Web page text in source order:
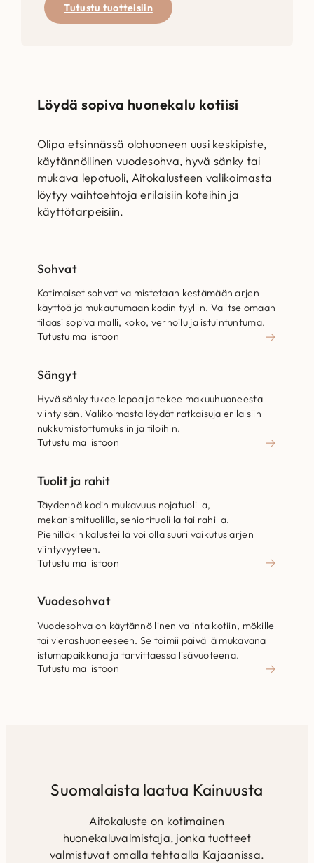
Tutustu tuotteisiin
Löydä sopiva huonekalu kotiisi
Olipa etsinnässä olohuoneen uusi keskipiste,
käytännöllinen vuodesohva, hyvä sänky tai
mukava lepotuoli, Aitokalusteen valikoimasta
löytyy vaihtoehtoja erilaisiin koteihin ja
käyttötarpeisiin.
Sohvat
Kotimaiset sohvat valmistetaan kestämään arjen
käyttöä ja mukautumaan kodin tyyliin. Valitse omaan
tilaasi sopiva malli, koko, verhoilu ja istuintuntuma.
Tutustu mallistoon
Sängyt
Hyvä sänky tukee lepoa ja tekee makuuhuoneesta
viihtyisän. Valikoimasta löydät ratkaisuja erilaisiin
nukkumistottumuksiin ja tiloihin.
Tutustu mallistoon
Tuolit ja rahit
Täydennä kodin mukavuus nojatuolilla,
mekanismituolilla, seniorituolilla tai rahilla.
Pienilläkin kalusteilla voi olla suuri vaikutus arjen
viihtyvyyteen.
Tutustu mallistoon
Vuodesohvat
Vuodesohva on käytännöllinen valinta kotiin, mökille
tai vierashuoneeseen. Se toimii päivällä mukavana
istumapaikkana ja tarvittaessa lisävuoteena.
Tutustu mallistoon
Suomalaista laatua Kainuusta
Aitokaluste on kotimainen
huonekaluvalmistaja, jonka tuotteet
valmistuvat omalla tehtaalla Kajaanissa.